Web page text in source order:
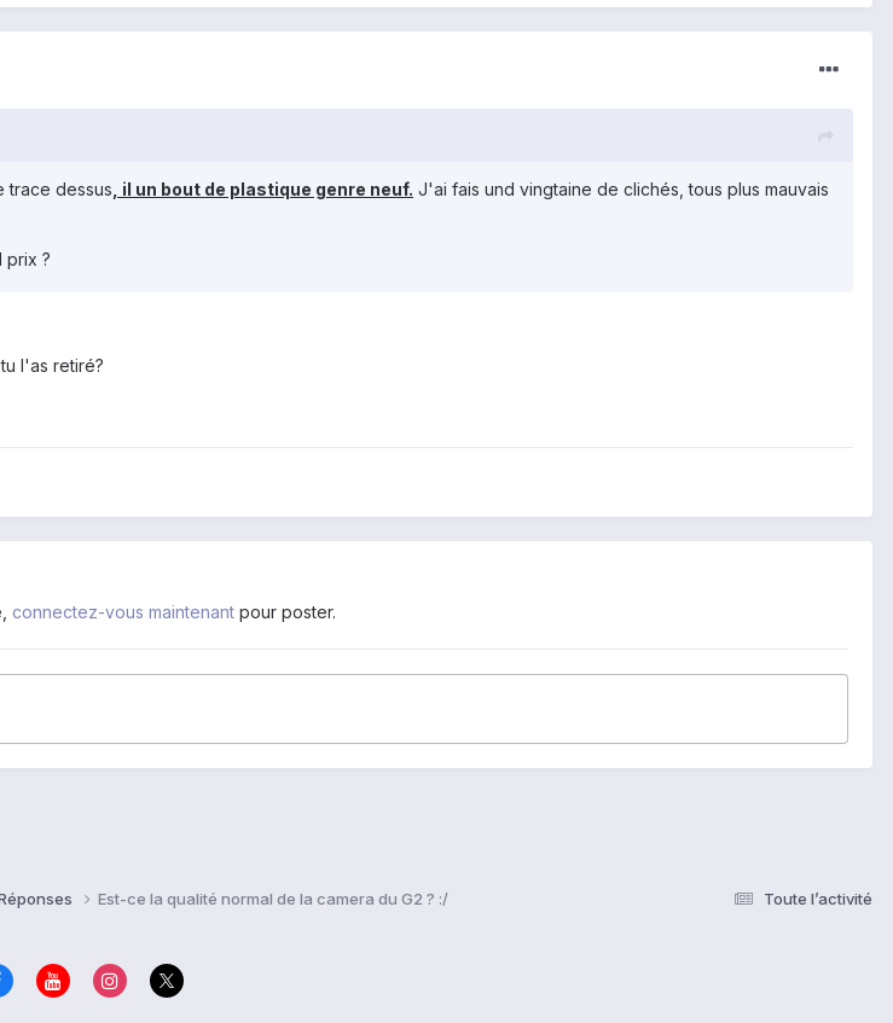
trace dessus , il un bout de plastique genre neuf. J'ai fais und vingtaine de clichés, tous plus mauvais
prix ?
l'as retiré?
connectez-vous maintenant pour poster.
Toute l’activité
Est-ce la qualité normal de la camera du G2 ? :/